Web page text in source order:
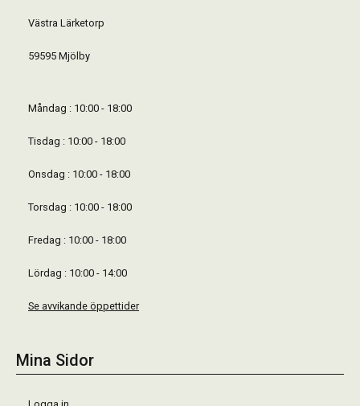
Västra Lärketorp
59595 Mjölby
Måndag : 10:00 - 18:00
Tisdag : 10:00 - 18:00
Onsdag : 10:00 - 18:00
Torsdag : 10:00 - 18:00
Fredag : 10:00 - 18:00
Lördag : 10:00 - 14:00
Se avvikande öppettider
Mina Sidor
Logga in